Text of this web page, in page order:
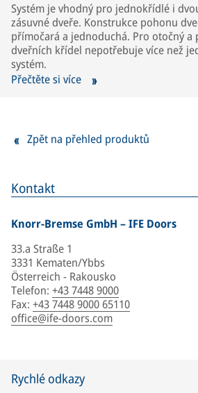
Kontakt
Knorr-Bremse GmbH – IFE Doors
33.a Straße 1
3331 Kematen/Ybbs
Österreich - Rakousko
Telefon: +43 7448 9000
Fax: +43 7448 9000 65110
office@ife-doors.com
Systém je vhodný pro jednokřídlé i
zásuvné dveře. Konstrukce pohonu
přímočará a jednoduchá. Pro otočný a
dveřních křídel nepotřebuje více než
systém.
Přečtěte si více
Zpět na přehled produktů
Rychlé odkazy